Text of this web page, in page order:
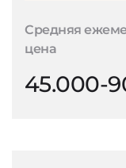
Средняя
цена
45.000-